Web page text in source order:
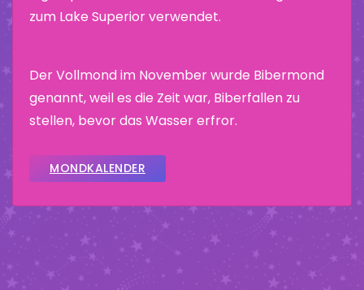
zum Lake Superior verwendet.
Der Vollmond im November wurde Bibermond
genannt, weil es die Zeit war, Biberfallen zu
stellen, bevor das Wasser erfror.
MONDKALENDER